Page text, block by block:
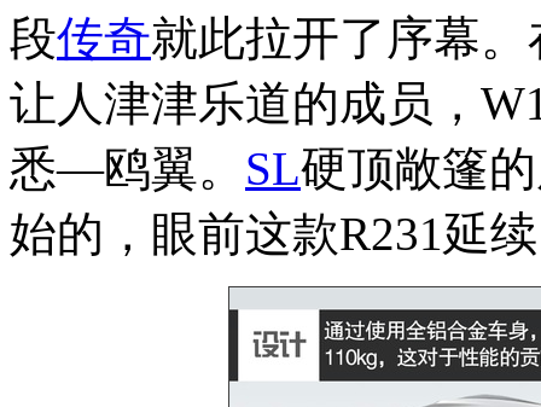
段传奇就此拉开了序幕
让人津津乐道的成员，
悉—鸥翼。 SL硬顶敞篷
始的，眼前这款R231延